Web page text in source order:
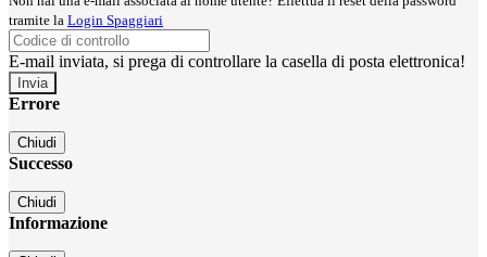
tramite la Login Spaggiari
E-mail inviata, si prega di controllare la casella di posta elettronica!
Errore
Chiudi
Successo
Chiudi
Informazione